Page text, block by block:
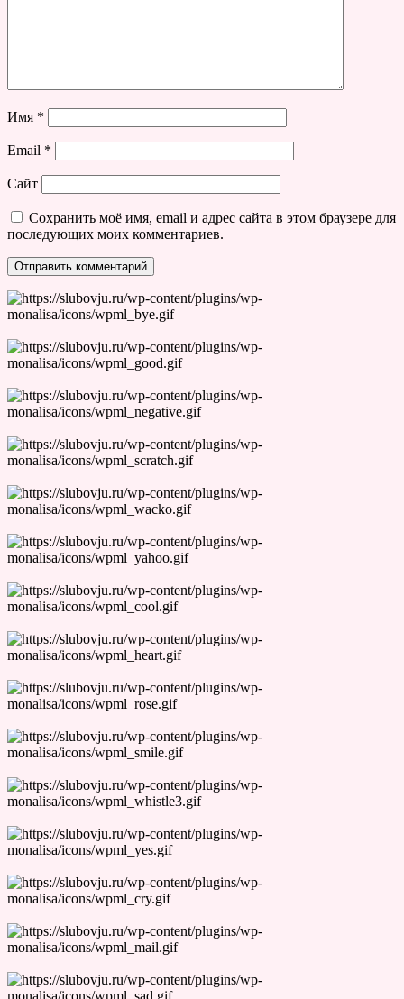
Имя *
Email *
Сайт
Сохранить моё имя, email и адрес сайта в этом браузере для
последующих моих комментариев.